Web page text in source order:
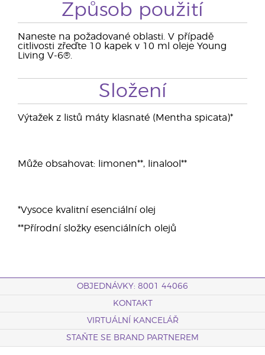
Způsob použití
Naneste na požadované oblasti. V případě
citlivosti zřeďte 10 kapek v 10 ml oleje Young
Living V-6®.
Složení
Výtažek z listů máty klasnaté (Mentha spicata)*
Může obsahovat: limonen**, linalool**
*Vysoce kvalitní esenciální olej
**Přírodní složky esenciálních olejů
OBJEDNÁVKY: 8001 44066
KONTAKT
VIRTUÁLNÍ KANCELÁŘ
STAŇTE SE BRAND PARTNEREM